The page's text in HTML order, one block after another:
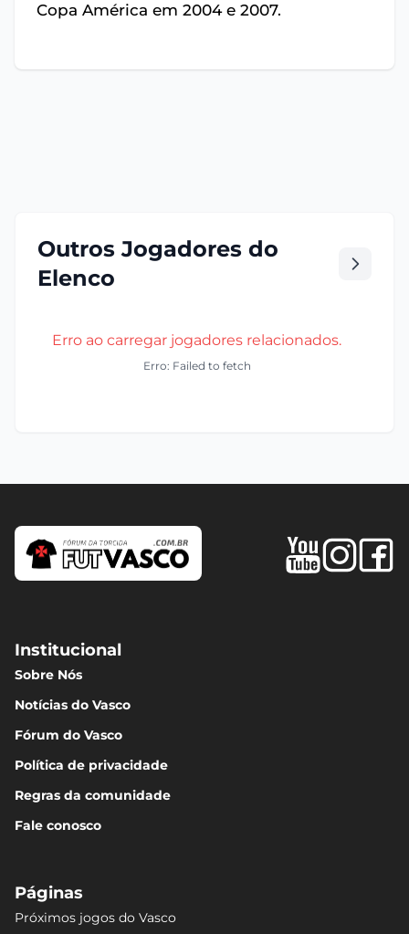
Copa América em 2004 e 2007.
Outros Jogadores do
Elenco
Erro ao carregar jogadores relacionados.
Erro: Failed to fetch
Institucional
Sobre Nós
Notícias do Vasco
Fórum do Vasco
Política de privacidade
Regras da comunidade
Fale conosco
Páginas
Próximos jogos do Vasco